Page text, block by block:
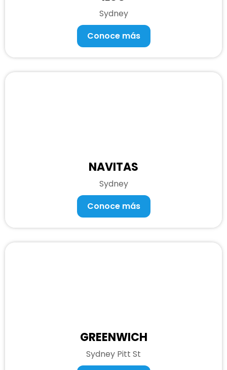
Sydney
Conoce más
NAVITAS
Sydney
Conoce más
GREENWICH
Sydney Pitt St